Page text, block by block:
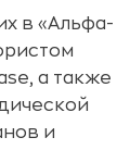
в «Альфа-
а также
и